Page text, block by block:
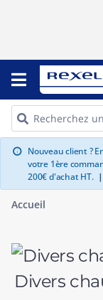
info Nouveau client ?
votre 1ère
200€ d'achat HT. |
Accueil
Divers